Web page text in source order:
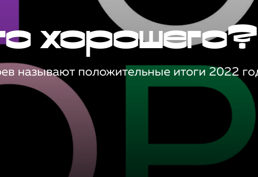
хорошего?
называют положительные итоги 2022